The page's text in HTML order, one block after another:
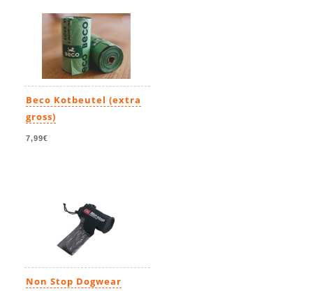
Beco Kotbeutel (extra
gross)
7,99€
Non Stop Dogwear